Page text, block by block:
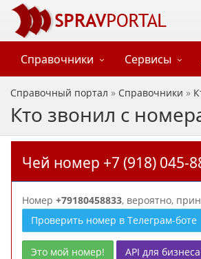
Справочники Сервисы
Справочный портал » Справочники »
Кто звонил с
Чей номер +7 (918) 045-
Номер +79180458833, вероятно,
Проверить номер в Телеграм-боте
Это мой номер! API для